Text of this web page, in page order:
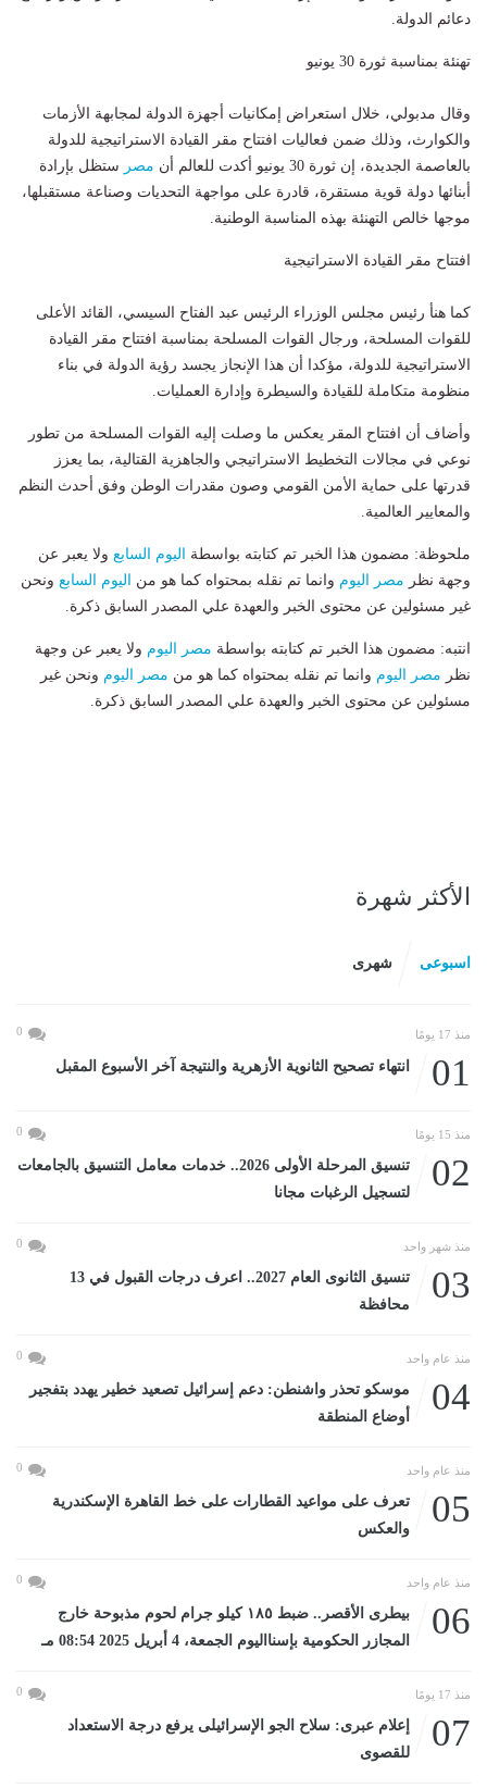
دعائم الدولة.
تهنئة بمناسبة ثورة 30 يونيو
وقال مدبولي، خلال استعراض إمكانيات أجهزة الدولة لمجابهة الأزمات
والكوارث، وذلك ضمن فعاليات افتتاح مقر القيادة الاستراتيجية للدولة
بالعاصمة الجديدة، إن ثورة 30 يونيو أكدت للعالم أن
مصر ستظل بإرادة
أبنائها دولة قوية مستقرة، قادرة على مواجهة التحديات وصناعة مستقبلها،
موجها خالص التهنئة بهذه المناسبة الوطنية.
افتتاح مقر القيادة الاستراتيجية
كما هنأ رئيس مجلس الوزراء الرئيس عبد الفتاح السيسي، القائد الأعلى
للقوات المسلحة، ورجال القوات المسلحة بمناسبة افتتاح مقر القيادة
الاستراتيجية للدولة، مؤكدا أن هذا الإنجاز يجسد رؤية الدولة في بناء
منظومة متكاملة للقيادة والسيطرة وإدارة العمليات.
وأضاف أن افتتاح المقر يعكس ما وصلت إليه القوات المسلحة من تطور
نوعي في مجالات التخطيط الاستراتيجي والجاهزية القتالية، بما يعزز
قدرتها على حماية الأمن القومي وصون مقدرات الوطن وفق أحدث النظم
والمعايير العالمية.
ملحوظة: مضمون هذا الخبر تم كتابته بواسطة اليوم السابع ولا يعبر عن
وجهة نظر مصر اليوم وانما تم نقله بمحتواه كما هو من اليوم السابع ونحن
غير مسئولين عن محتوى الخبر والعهدة علي المصدر السابق ذكرة.
انتبه: مضمون هذا الخبر تم كتابته بواسطة مصر اليوم ولا يعبر عن وجهة
نظر مصر اليوم وانما تم نقله بمحتواه كما هو من مصر اليوم ونحن غير
مسئولين عن محتوى الخبر والعهدة علي المصدر السابق ذكرة.
الأكثر شهرة
اسبوعى شهرى
منذ 17 يومًا 0
01 انتهاء تصحيح الثانوية الأزهرية والنتيجة آخر الأسبوع المقبل
منذ 15 يومًا 0
02
تنسيق المرحلة الأولى 2026.. خدمات معامل التنسيق بالجامعات
لتسجيل الرغبات مجانا
منذ شهر واحد 0
03
تنسيق الثانوى العام 2027.. اعرف درجات القبول في 13
محافظة
منذ عام واحد 0
04
موسكو تحذر واشنطن: دعم إسرائيل تصعيد خطير يهدد بتفجير
أوضاع المنطقة
منذ عام واحد 0
05
تعرف على مواعيد القطارات على خط القاهرة الإسكندرية
والعكس
منذ عام واحد 0
06
بيطرى الأقصر.. ضبط ١٨٥ كيلو جرام لحوم مذبوحة خارج
المجازر الحكومية بإسنااليوم الجمعة، 4 أبريل 2025 08:54 مـ
منذ 17 يومًا 0
07
إعلام عبرى: سلاح الجو الإسرائيلى يرفع درجة الاستعداد
للقصوى